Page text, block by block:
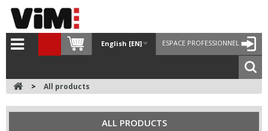
ESPACE PROFESSIONNEL
English [EN]
> All products
ALL PRODUCTS